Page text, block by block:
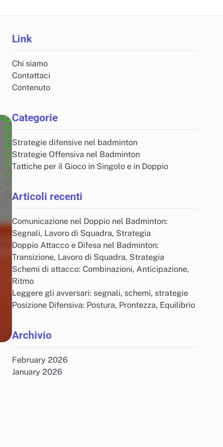
Link
Chi siamo
Contattaci
Contenuto
Categorie
Strategie difensive nel badminton
Strategie Offensiva nel Badminton
Tattiche per il Gioco in Singolo e in Doppio
Articoli recenti
Comunicazione nel Doppio nel Badminton:
Segnali, Lavoro di Squadra, Strategia
Doppio Attacco e Difesa nel Badminton:
Transizione, Lavoro di Squadra, Strategia
Schemi di attacco: Combinazioni, Anticipazione,
Ritmo
Leggere gli avversari: segnali, schemi, strategie
Posizione Difensiva: Postura, Prontezza, Equilibrio
Archivio
February 2026
January 2026